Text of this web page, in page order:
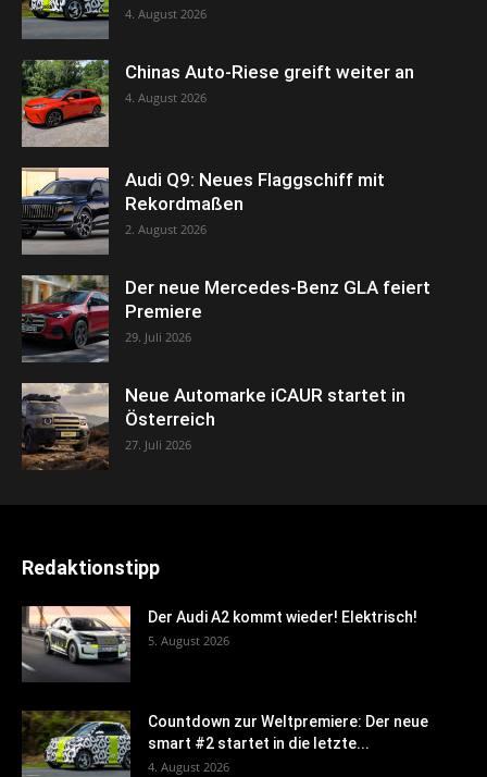
4. August 2026
Chinas Auto-Riese greift weiter an
4. August 2026
Audi Q9: Neues Flaggschiff mit
Rekordmaßen
2. August 2026
Der neue Mercedes-Benz GLA feiert
Premiere
29. Juli 2026
Neue Automarke iCAUR startet in
Österreich
27. Juli 2026
Redaktionstipp
Der Audi A2 kommt wieder! Elektrisch!
5. August 2026
Countdown zur Weltpremiere: Der neue
smart #2 startet in die letzte...
4. August 2026